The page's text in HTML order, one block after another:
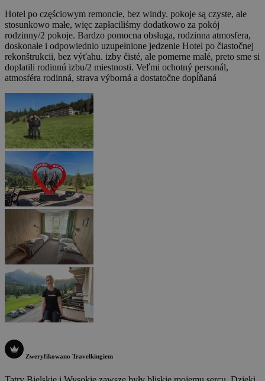
Hotel po częściowym remoncie, bez windy. pokoje są czyste, ale
stosunkowo małe, więc zapłaciliśmy dodatkowo za pokój
rodzinny/2 pokoje. Bardzo pomocna obsługa, rodzinna atmosfera,
doskonałe i odpowiednio uzupełnione jedzenie Hotel po čiastočnej
rekonštrukcii, bez výťahu. izby čisté, ale pomerne malé, preto sme si
doplatili rodinnú izbu/2 miestnosti. Veľmi ochotný personál,
atmosféra rodinná, strava výborná a dostatočne dopĺňaná
Zweryfikowano Travelkingiem